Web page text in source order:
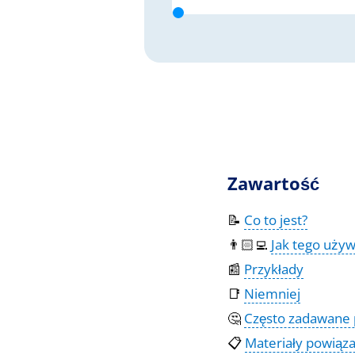
Zawartość
📝 Co to jest?
👨🏻‍💻 Jak tego
📰 Przykłady
📑 Niemniej
🤔 Często
📋 Materiały